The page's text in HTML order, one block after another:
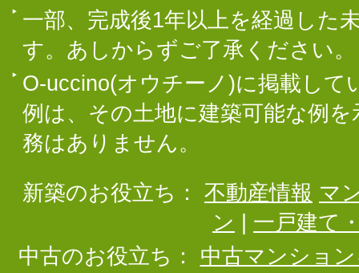
一部、完成後1年以上を経過した
す。あしからずご了承ください。
O-uccino(オウチーノ)に掲載して
例は、その土地に建築可能な例
務はありません。
新築のお役立ち： 不動産情報 マ
ン
一戸建て
中古のお役立ち：
中古マンショ